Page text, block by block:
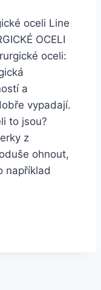
oceli Line
OCELI
oceli:
a
vypadají.
to jsou?
z
ohnout,
například